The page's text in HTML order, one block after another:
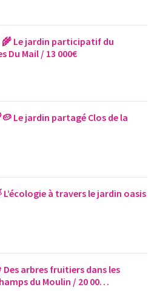
Le jardin participatif du
Du Mail / 13 000€
Le jardin partagé Clos de la
L’écologie à travers le jardin oasis
Des arbres fruitiers dans les
du Moulin / 20 00…